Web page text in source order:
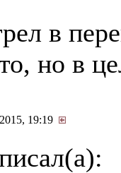
в
но в
19:19